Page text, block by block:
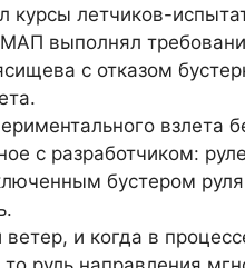
курсы летчиков-
выполнял
с отказом
взлета
с разработчиком:
бустером
и когда в